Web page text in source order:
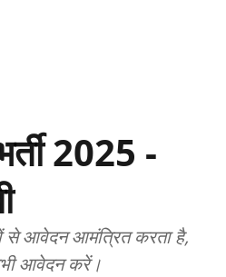
2025 -
से आवेदन आमंत्रित करता है,
आवेदन करें।